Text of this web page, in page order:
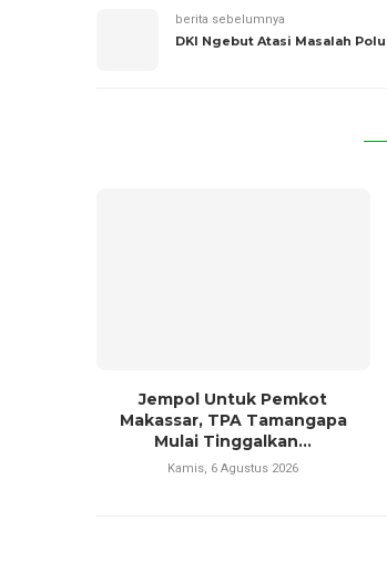
berita sebelumnya
DKI Ngebut Atasi Masalah
Jempol Untuk Pemkot
Makassar, TPA Tamangapa
Mulai Tinggalkan...
Kamis, 6 Agustus 2026